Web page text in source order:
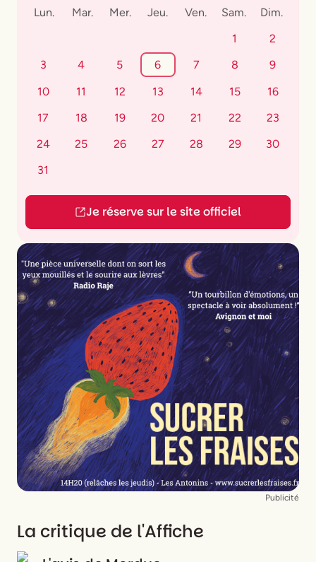
Lun. Mar. Mer. Jeu. Ven. Sam.
Dim.
1
2
3
4 5 6 7 8
9
10
11 12 13 14 15
16
17
18 19 20 21 22
23
24
25 26 27 28 29
30
31
Je réserve sur le site officiel
Publicité
La critique de l'Affiche